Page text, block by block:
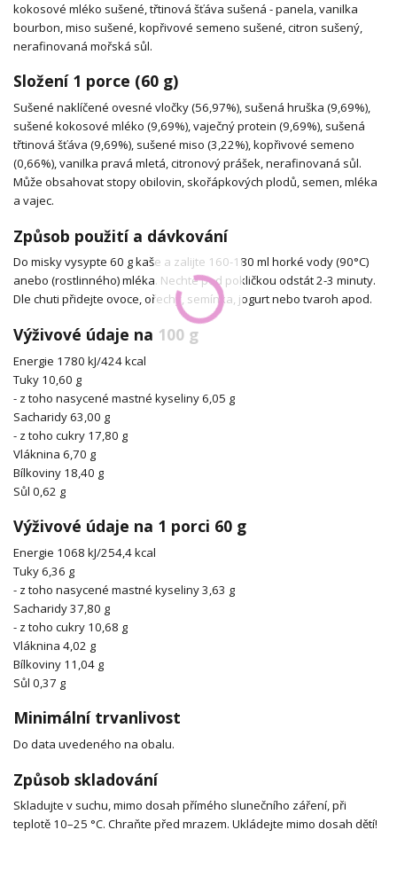
kokosové mléko sušené, třtinová šťáva sušená - panela, vanilka
bourbon, miso sušené, kopřivové semeno sušené, citron sušený,
nerafinovaná mořská sůl.
Složení 1 porce (60 g)
Sušené naklíčené ovesné vločky (56,97%), sušená hruška (9,69%),
sušené kokosové mléko (9,69%), vaječný protein (9,69%), sušená
třtinová šťáva (9,69%), sušené miso (3,22%), kopřivové semeno
(0,66%), vanilka pravá mletá, citronový prášek, nerafinovaná sůl.
Může obsahovat stopy obilovin, skořápkových plodů, semen, mléka
a vajec.
Způsob použití a dávkování
Do misky vysypte 60 g kaše a zalijte 160-180 ml horké vody (90°C)
anebo (rostlinného) mléka. Nechte pod pokličkou odstát 2-3 minuty.
Dle chuti přidejte ovoce, ořechy, semínka, jogurt nebo tvaroh apod.
Výživové údaje na 100 g
Energie 1780 kJ/424 kcal
Tuky 10,60 g
- z toho nasycené mastné kyseliny 6,05 g
Sacharidy 63,00 g
- z toho cukry 17,80 g
Vláknina 6,70 g
Bílkoviny 18,40 g
Sůl 0,62 g
Výživové údaje na 1 porci 60 g
Energie 1068 kJ/254,4 kcal
Tuky 6,36 g
- z toho nasycené mastné kyseliny 3,63 g
Sacharidy 37,80 g
- z toho cukry 10,68 g
Vláknina 4,02 g
Bílkoviny 11,04 g
Sůl 0,37 g
Minimální trvanlivost
Do data uvedeného na obalu.
Způsob skladování
Skladujte v suchu, mimo dosah přímého slunečního záření, při
teplotě 10–25 °C. Chraňte před mrazem. Ukládejte mimo dosah dětí!